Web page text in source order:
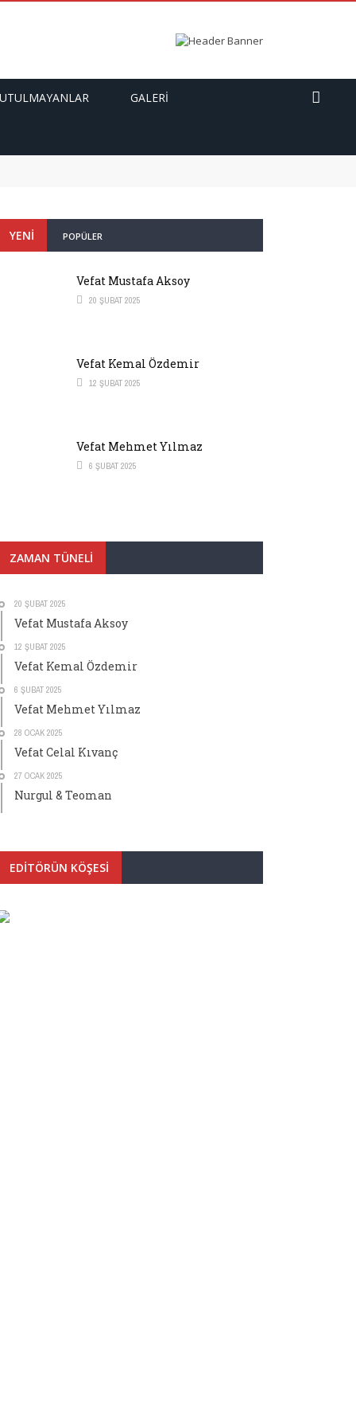
GALERI
YENI POPÜLER
Vefat Mustafa Aksoy
20 ŞUBAT 2025
Vefat Kemal Özdemir
12 ŞUBAT 2025
Vefat Mehmet Yılmaz
6 ŞUBAT 2025
ZAMAN TÜNELI
20 ŞUBAT 2025
Vefat Mustafa Aksoy
12 ŞUBAT 2025
Vefat Kemal Özdemir
6 ŞUBAT 2025
Vefat Mehmet Yılmaz
28 OCAK 2025
Vefat Celal Kıvanç
27 OCAK 2025
Nurgul & Teoman
EDITÖRÜN KÖŞESI